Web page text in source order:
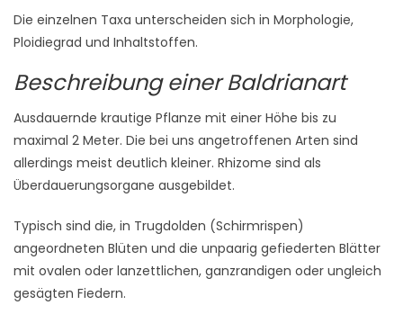
Die einzelnen Taxa unterscheiden sich in Morphologie,
Ploidiegrad und Inhaltstoffen.
Beschreibung einer Baldrianart
Ausdauernde krautige Pflanze mit einer Höhe bis zu
maximal 2 Meter. Die bei uns angetroffenen Arten sind
allerdings meist deutlich kleiner. Rhizome sind als
Überdauerungsorgane ausgebildet.
Typisch sind die, in Trugdolden (Schirmrispen)
angeordneten Blüten und die unpaarig gefiederten Blätter
mit ovalen oder lanzettlichen, ganzrandigen oder ungleich
gesägten Fiedern.